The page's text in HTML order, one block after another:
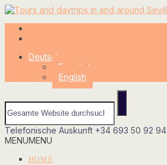
Deutsch
Español
English
Telefonische Auskunft +34 693 50 92 94
MENUMENU
HOME